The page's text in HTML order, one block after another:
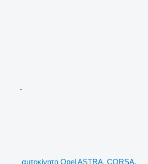
αυτοκίνητο Opel ASTRA, CORSA,